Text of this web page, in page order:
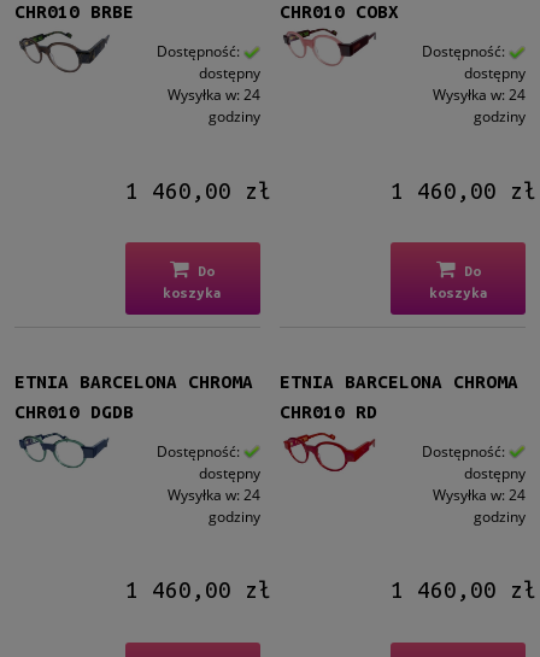
CHR010 BRBE
Dostępność:
dostępny
Wysyłka w: 24
godziny
1 460,00 zł
Do
koszyka
CHR010 COBX
Dostępność:
dostępny
Wysyłka w: 24
godziny
1 460,00 zł
Do
koszyka
ETNIA BARCELONA CHROMA
CHR010 DGDB
Dostępność:
dostępny
Wysyłka w: 24
godziny
1 460,00 zł
ETNIA BARCELONA CHROMA
CHR010 RD
Dostępność:
dostępny
Wysyłka w: 24
godziny
1 460,00 zł